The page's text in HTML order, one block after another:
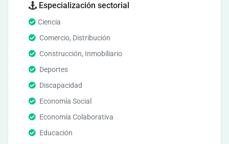
Especialización sectorial
Ciencia
Comercio, Distribución
Construcción, Inmobiliario
Deportes
Discapacidad
Economía Social
Economía Colaborativa
Educación